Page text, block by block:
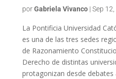
porGabriela Vivanco| Sep
La Pontificia Universidad
es una de las tres sedes
de Razonamiento
Derecho de distintas
protagonizan desde